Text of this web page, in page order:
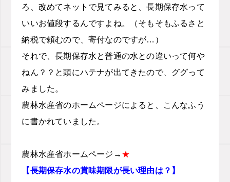
ろ、改めてネットで見てみると、長期保存水って
いいお値段するんですよね。（そもそもふるさと
納税で頼むので、寄付なのですが…）
それで、長期保存水と普通の水との違いって何や
ねん？？と頭にハテナが出てきたので、ググって
みました。
農林水産省のホームページによると、こんなふう
に書かれていました。
農林水産省ホームページ→ ★
【長期保存水の賞味期限が長い理由は？】